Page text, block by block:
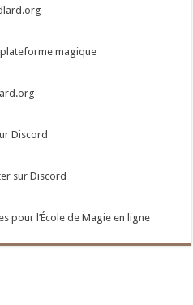
magique
Discord
sur Discord
pour l’École de Magie en ligne